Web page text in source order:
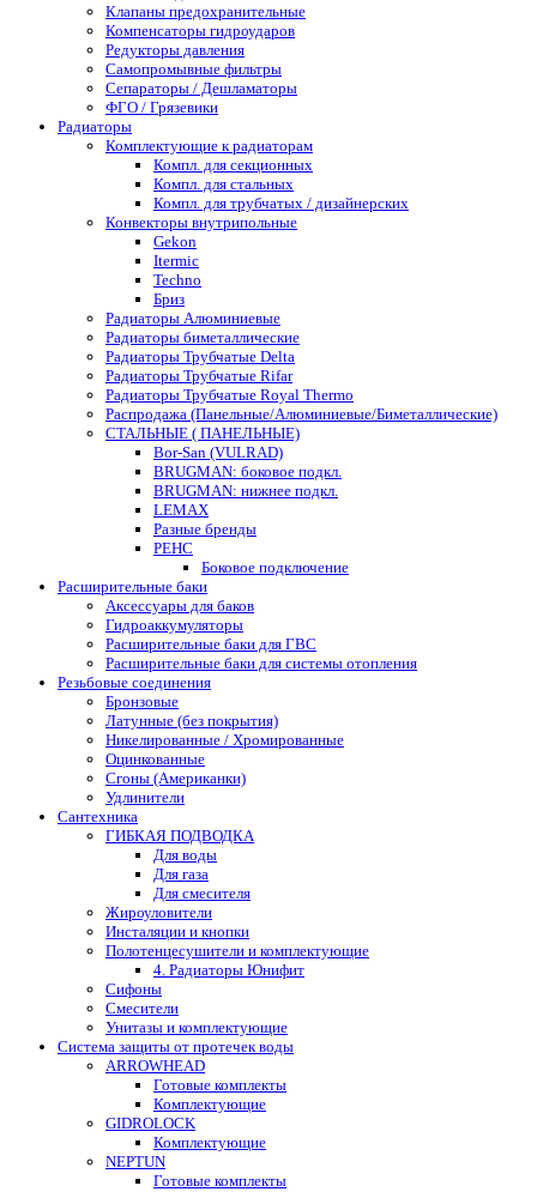
Клапаны предохранительные
Компенсаторы гидроударов
Редукторы давления
Самопромывные фильтры
Сепараторы / Дешламаторы
ФГО / Грязевики
Радиаторы
Комплектующие к радиаторам
Компл. для секционных
Компл. для стальных
Компл. для трубчатых / дизайнерских
Конвекторы внутрипольные
Gekon
Itermic
Techno
Бриз
Радиаторы Алюминиевые
Радиаторы биметаллические
Радиаторы Трубчатые Delta
Радиаторы Трубчатые Rifar
Радиаторы Трубчатые Royal Thermo
Распродажа (Панельные/Алюминиевые/Биметаллические)
СТАЛЬНЫЕ ( ПАНЕЛЬНЫЕ)
Bor-San (VULRAD)
BRUGMAN: боковое подкл.
BRUGMAN: нижнее подкл.
LEMAX
Разные бренды
РЕНС
Боковое подключение
Расширительные баки
Аксессуары для баков
Гидроаккумуляторы
Расширительные баки для ГВС
Расширительные баки для системы отопления
Резьбовые соединения
Бронзовые
Латунные (без покрытия)
Никелированные / Хромированные
Оцинкованные
Сгоны (Американки)
Удлинители
Сантехника
ГИБКАЯ ПОДВОДКА
Для воды
Для газа
Для смесителя
Жироуловители
Инсталяции и кнопки
Полотенцесушители и комплектующие
4. Радиаторы Юнифит
Сифоны
Смесители
Унитазы и комплектующие
Система защиты от протечек воды
ARROWHEAD
Готовые комплекты
Комплектующие
GIDROLOCK
Комплектующие
NEPTUN
Готовые комплекты